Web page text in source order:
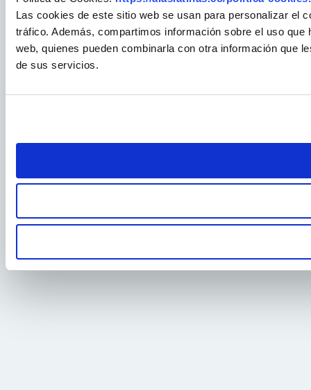
Las cookies de este sitio web se usan para personalizar el
tráfico. Además, compartimos información sobre el uso
web, quienes pueden combinarla con otra información que
de sus servicios.